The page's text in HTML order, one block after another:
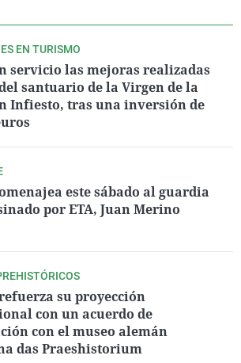
EN TURISMO
servicio las mejoras realizadas
santuario de la Virgen de la
Infiesto, tras una inversión de
este sábado al guardia
por ETA, Juan Merino
su proyección
con un acuerdo de
con el museo alemán
das Praeshistorium